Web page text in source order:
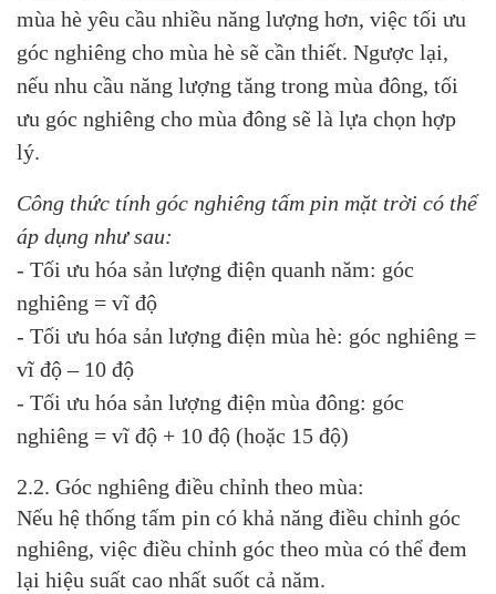
mùa hè yêu cầu nhiều năng lượng hơn, việc tối ưu
góc nghiêng cho mùa hè sẽ cần thiết. Ngược lại,
nếu nhu cầu năng lượng tăng trong mùa đông, tối
ưu góc nghiêng cho mùa đông sẽ là lựa chọn hợp
lý.
Công thức tính góc nghiêng tấm pin mặt trời có thể
áp dụng như sau:
- Tối ưu hóa sản lượng điện quanh năm: góc
nghiêng = vĩ độ
- Tối ưu hóa sản lượng điện mùa hè: góc nghiêng =
vĩ độ – 10 độ
- Tối ưu hóa sản lượng điện mùa đông: góc
nghiêng = vĩ độ + 10 độ (hoặc 15 độ)
2.2. Góc nghiêng điều chỉnh theo mùa:
Nếu hệ thống tấm pin có khả năng điều chỉnh góc
nghiêng, việc điều chỉnh góc theo mùa có thể đem
lại hiệu suất cao nhất suốt cả năm.